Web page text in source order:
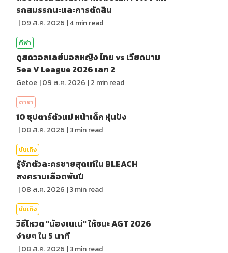
รถสมรรถนะและการตัดสิน
|09 ส.ค. 2026 |4min read
กีฬา
ดูสดวอลเลย์บอลหญิง ไทย vs เวียดนาม
Sea V League 2026 เลก 2
Getoe |09 ส.ค. 2026 |2 min read
ดารา
10 ซุปตาร์ตัวแม่ หน้าเด็ก หุ่นปัง
|08 ส.ค. 2026 |3min read
บันเทิง
รู้จักตัวละครชายสุดเท่ใน BLEACH
สงครามเลือดพันปี
|08 ส.ค. 2026 |3min read
บันเทิง
วิธีโหวต "น้องเนเน่" ให้ชนะ AGT 2026
ง่ายๆ ใน 5 นาที
|08 ส.ค. 2026 |3min read